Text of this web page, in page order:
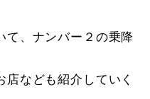
て、ナンバー２の乗降
なども紹介していく